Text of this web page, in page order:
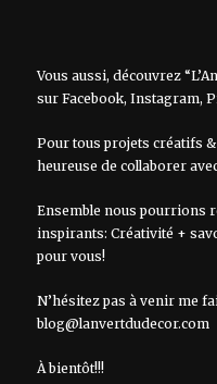
Vous aussi, découvrez
sur Facebook, Instagram,
Pour tous projets créatifs
heureuse de collaborer
Ensemble nous pourrions
inspirants: Créativité +
pour vous!
N’hésitez pas à venir me
blog@lanvertdudecor.com
À bientôt!!!